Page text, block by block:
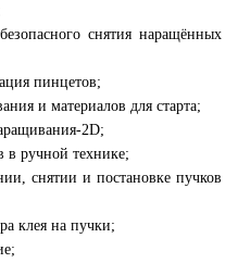
снятия наращённых
пинцетов;
и материалов для старта;
2D;
в ручной технике;
снятии и постановке пучков
клея на пучки;